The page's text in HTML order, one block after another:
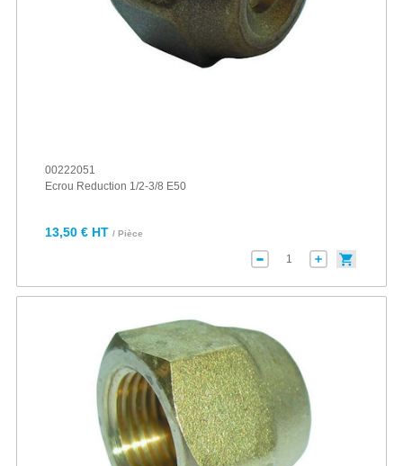
00222051
Ecrou Reduction 1/2-3/8 E50
13,50 € HT / Pièce